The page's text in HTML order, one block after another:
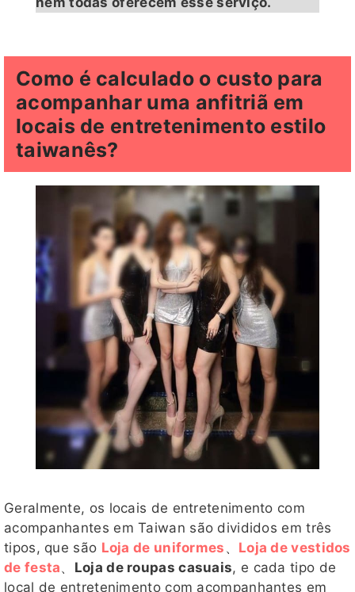
Como é calculado o custo para
acompanhar uma anfitriã em
locais de entretenimento estilo
taiwanês?
Geralmente, os locais de entretenimento com
acompanhantes em Taiwan são divididos em três
tipos, que são Loja de uniformes 、 Loja de vestidos
de festa、 Loja de roupas casuais, e cada tipo de
local de entretenimento com acompanhantes em